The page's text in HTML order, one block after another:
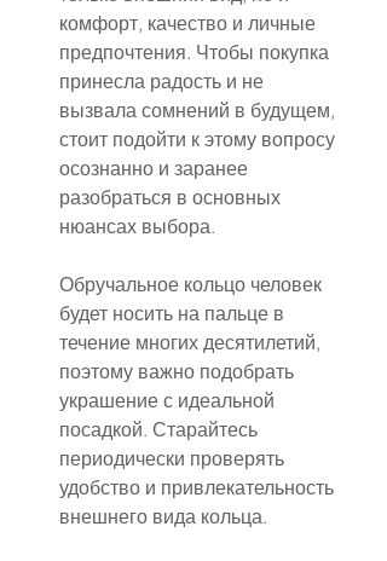
комфорт, качество и личные
предпочтения. Чтобы покупка
принесла радость и не
вызвала сомнений в будущем,
стоит подойти к этому вопросу
осознанно и заранее
разобраться в основных
нюансах выбора.
Обручальное кольцо человек
будет носить на пальце в
течение многих десятилетий,
поэтому важно подобрать
украшение с идеальной
посадкой. Старайтесь
периодически проверять
удобство и привлекательность
внешнего вида кольца.